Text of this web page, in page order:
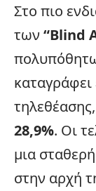
Στο πιο
των “Blind
28,9%. Οι
μια
στην αρχή